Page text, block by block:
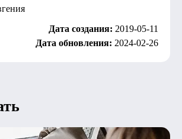
Дата создания: 2019-05-11
Дата обновления: 2024-02-26